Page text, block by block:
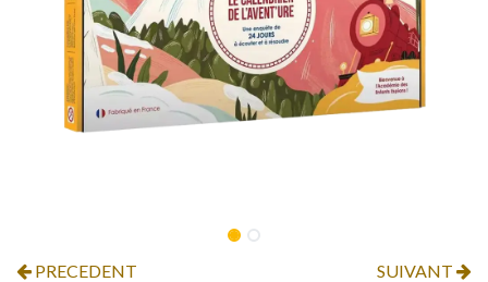
PRECEDENT SUIVANT